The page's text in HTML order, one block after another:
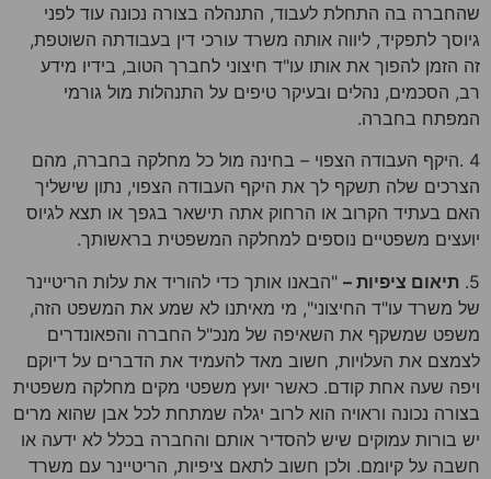
שהחברה בה התחלת לעבוד, התנהלה בצורה נכונה עוד לפני
גיוסך לתפקיד, ליווה אותה משרד עורכי דין בעבודתה השוטפת,
זה הזמן להפוך את אותו עו"ד חיצוני לחברך הטוב, בידיו מידע
רב, הסכמים, נהלים ובעיקר טיפים על התנהלות מול גורמי
המפתח בחברה.
4 .היקף העבודה הצפוי – בחינה מול כל מחלקה בחברה, מהם
הצרכים שלה תשקף לך את היקף העבודה הצפוי, נתון שישליך
האם בעתיד הקרוב או הרחוק אתה תישאר בגפך או תצא לגיוס
יועצים משפטיים נוספים למחלקה המשפטית בראשותך.
5. תיאום ציפיות – "הבאנו אותך כדי להוריד את עלות הריטיינר
של משרד עו"ד החיצוני", מי מאיתנו לא שמע את המשפט הזה,
משפט שמשקף את השאיפה של מנכ"ל החברה והפאונדרים
לצמצם את העלויות, חשוב מאד להעמיד את הדברים על דיוקם
ויפה שעה אחת קודם. כאשר יועץ משפטי מקים מחלקה משפטית
בצורה נכונה וראויה הוא לרוב יגלה שמתחת לכל אבן שהוא מרים
יש בורות עמוקים שיש להסדיר אותם והחברה בכלל לא ידעה או
חשבה על קיומם. ולכן חשוב לתאם ציפיות, הריטיינר עם משרד